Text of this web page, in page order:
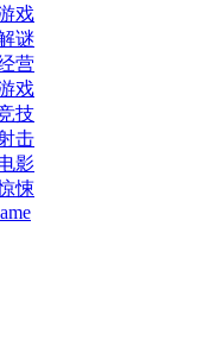
戏
谜
营
戏
技
击
影
悚